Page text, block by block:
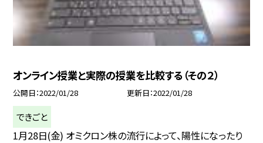
オンライン授業と実際の授業を比較する（その２）
公開日 2022/01/28 更新日 2022/01/28
できごと
1月28日(金) オミクロン株の流行によって、陽性になったり